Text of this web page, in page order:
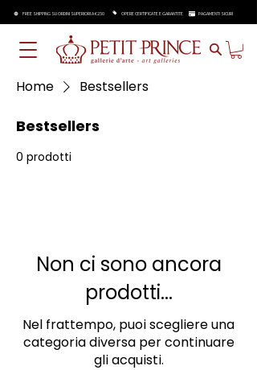
FREE SHIPPING SU ORDINI SUPERIORI A €250 OPERE CERTIFICATE E GARANTITE PAGAMENTI SICURI
Home Bestsellers
Bestsellers
0 prodotti
Non ci sono ancora
prodotti...
Nel frattempo, puoi scegliere una
categoria diversa per continuare
gli acquisti.